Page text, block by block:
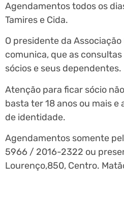
Agendamentos todos os
Tamires e Cida.
O presidente da Associação
comunica, que as
sócios e seus dependentes.
Atenção para ficar sócio
basta ter 18 anos ou mais
de identidade.
Agendamentos somente
5966 / 2016-2322 ou
Lourenço,850, Centro.